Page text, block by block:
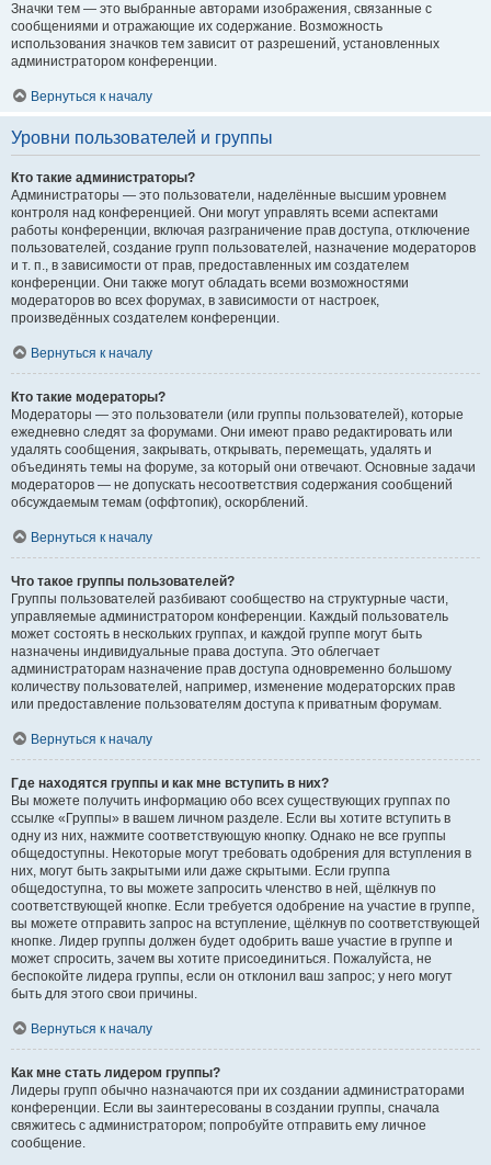
Значки тем — это выбранные авторами изображения, связанные с
сообщениями и отражающие их содержание. Возможность
использования значков тем зависит от разрешений, установленных
администратором конференции.
Вернуться к началу
Уровни пользователей и группы
Кто такие администраторы?
Администраторы — это пользователи, наделённые высшим уровнем
контроля над конференцией. Они могут управлять всеми аспектами
работы конференции, включая разграничение прав доступа, отключение
пользователей, создание групп пользователей, назначение модераторов
и т. п., в зависимости от прав, предоставленных им создателем
конференции. Они также могут обладать всеми возможностями
модераторов во всех форумах, в зависимости от настроек,
произведённых создателем конференции.
Вернуться к началу
Кто такие модераторы?
Модераторы — это пользователи (или группы пользователей), которые
ежедневно следят за форумами. Они имеют право редактировать или
удалять сообщения, закрывать, открывать, перемещать, удалять и
объединять темы на форуме, за который они отвечают. Основные задачи
модераторов — не допускать несоответствия содержания сообщений
обсуждаемым темам (оффтопик), оскорблений.
Вернуться к началу
Что такое группы пользователей?
Группы пользователей разбивают сообщество на структурные части,
управляемые администратором конференции. Каждый пользователь
может состоять в нескольких группах, и каждой группе могут быть
назначены индивидуальные права доступа. Это облегчает
администраторам назначение прав доступа одновременно большому
количеству пользователей, например, изменение модераторских прав
или предоставление пользователям доступа к приватным форумам.
Вернуться к началу
Где находятся группы и как мне вступить в них?
Вы можете получить информацию обо всех существующих группах по
ссылке «Группы» в вашем личном разделе. Если вы хотите вступить в
одну из них, нажмите соответствующую кнопку. Однако не все группы
общедоступны. Некоторые могут требовать одобрения для вступления в
них, могут быть закрытыми или даже скрытыми. Если группа
общедоступна, то вы можете запросить членство в ней, щёлкнув по
соответствующей кнопке. Если требуется одобрение на участие в группе,
вы можете отправить запрос на вступление, щёлкнув по соответствующей
кнопке. Лидер группы должен будет одобрить ваше участие в группе и
может спросить, зачем вы хотите присоединиться. Пожалуйста, не
беспокойте лидера группы, если он отклонил ваш запрос; у него могут
быть для этого свои причины.
Вернуться к началу
Как мне стать лидером группы?
Лидеры групп обычно назначаются при их создании администраторами
конференции. Если вы заинтересованы в создании группы, сначала
свяжитесь с администратором; попробуйте отправить ему личное
сообщение.